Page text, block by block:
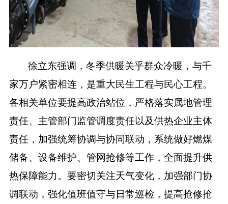
徐立东强调，冬季供暖关乎群众冷暖，与千
家万户紧密相连，是重大民生工程与民心工程。
各相关单位要提高政治站位，严格落实属地管理
责任、主管部门监管调度责任以及供热企业主体
责任，加强统筹协调与协同联动，系统做好燃煤
储备、设备维护、管网抢修等工作，全面提升供
热保障能力。要密切关注天气变化，加强部门协
调联动，强化值班值守与日常巡检，提高抢修抢